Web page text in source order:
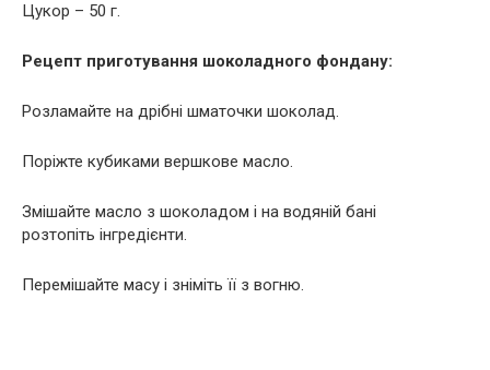
Цукор – 50 г.
Рецепт приготування шоколадного фондану:
Розламайте на дрібні шматочки шоколад.
Поріжте кубиками вершкове масло.
Змішайте масло з шоколадом і на водяній бані
розтопіть інгредієнти.
Перемішайте масу і зніміть її з вогню.